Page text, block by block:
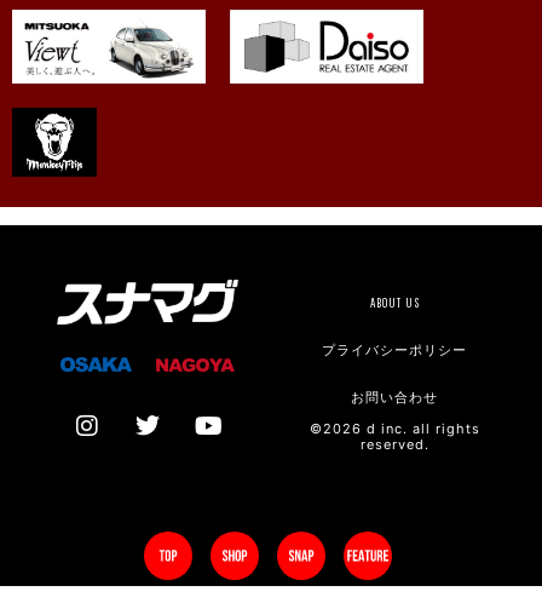
ABOUT US
プライバシーポリシー
お問い合わせ
©2026 d inc. all rights
reserved.